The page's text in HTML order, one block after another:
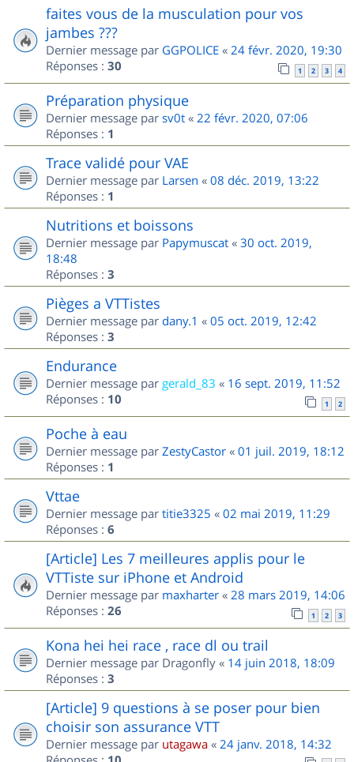
faites vous de la musculation pour vos
jambes ???
Dernier message par GGPOLICE « 24 févr. 2020, 19:30
Réponses : 30 1 2 3 4
Préparation physique
Dernier message par sv0t « 22 févr. 2020, 07:06
Réponses : 1
Trace validé pour VAE
Dernier message par Larsen « 08 déc. 2019, 13:22
Réponses : 1
Nutritions et boissons
Dernier message par Papymuscat « 30 oct. 2019,
18:48
Réponses : 3
Pièges a VTTistes
Dernier message par dany.1 « 05 oct. 2019, 12:42
Réponses : 3
Endurance
Dernier message par gerald_83 « 16 sept. 2019, 11:52
Réponses : 10 1 2
Poche à eau
Dernier message par ZestyCastor « 01 juil. 2019, 18:12
Réponses : 1
Vttae
Dernier message par titie3325 « 02 mai 2019, 11:29
Réponses : 6
[Article] Les 7 meilleures applis pour le
VTTiste sur iPhone et Android
Dernier message par maxharter « 28 mars 2019, 14:06
Réponses : 26 1 2 3
Kona hei hei race , race dl ou trail
Dernier message par Dragonfly « 14 juin 2018, 18:09
Réponses : 3
[Article] 9 questions à se poser pour bien
choisir son assurance VTT
Dernier message par utagawa « 24 janv. 2018, 14:32